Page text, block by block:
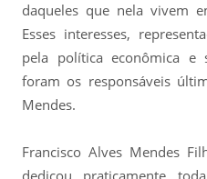
daqueles que nela vivem
Esses interesses,
pela política econômica e
foram os responsáveis
Mendes.
Francisco Alves Mendes